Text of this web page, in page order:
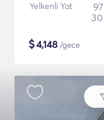
Yelkenli Yat
$4,148 /gece